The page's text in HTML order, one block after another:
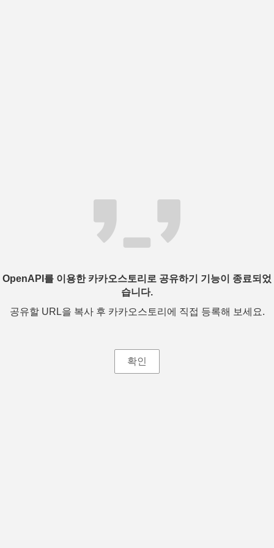
OpenAPI를 이용한 카카오스토리로 공유하기 기능이 종료되었
습니다.
공유할 URL을 복사 후 카카오스토리에 직접 등록해 보세요.
확인